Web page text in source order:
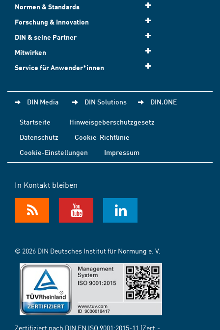
Normen & Standards
Forschung & Innovation
DIN & seine Partner
Mitwirken
Service für Anwender*innen
DIN Media DIN Solutions DIN.ONE
Startseite
Hinweisgeberschutzgesetz
Datenschutz
Cookie-Richtlinie
Cookie-Einstellungen
Impressum
In Kontakt bleiben
© 2026 DIN Deutsches Institut für Normung e. V.
Zertifiziert nach DIN EN ISO 9001:2015-11 (Zert.-